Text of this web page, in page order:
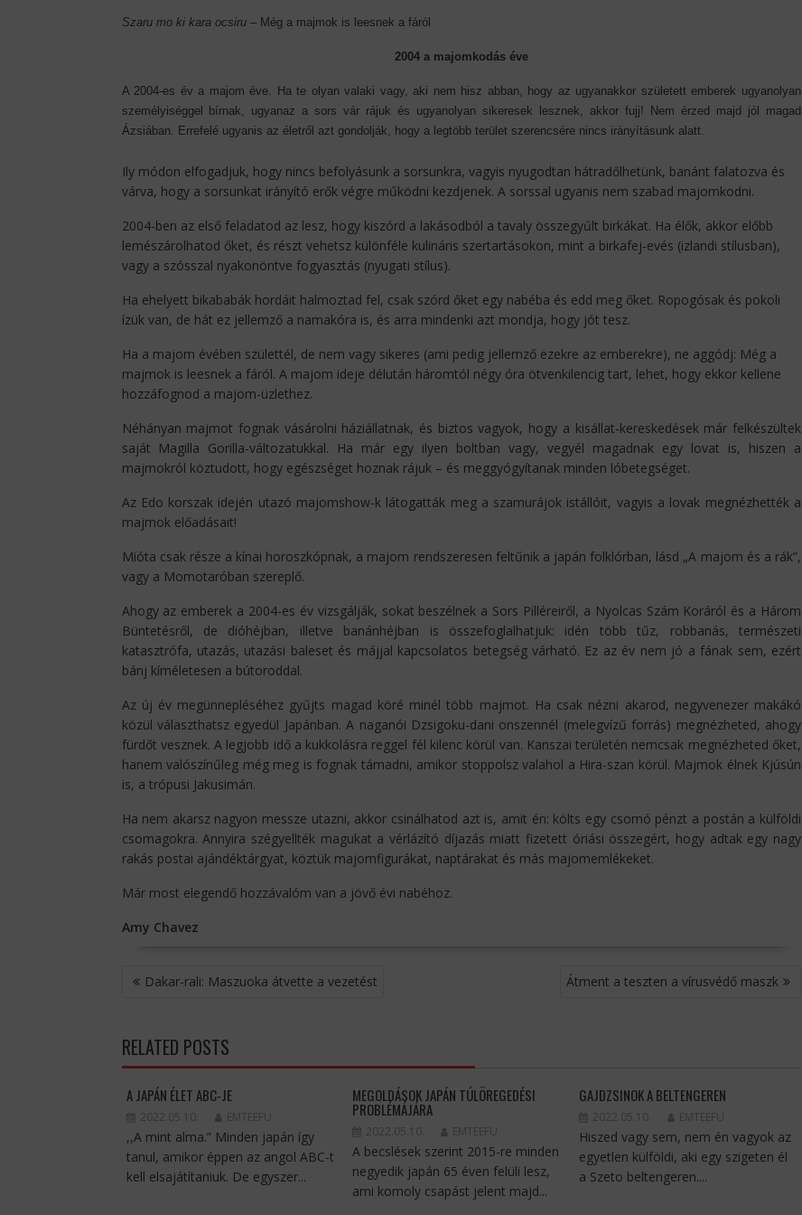
Szaru mo ki kara ocsiru– Még a majmok is leesnek a fáról
2004 a majomkodás éve
A 2004-es év a majom éve. Ha te olyan valaki vagy, aki nem hisz abban, hogy az ugyanakkor született emberek ugyanolyan
személyiséggel bírnak, ugyanaz a sors vár rájuk és ugyanolyan sikeresek lesznek, akkor fujj! Nem érzed majd jól magad
Ázsiában. Errefelé ugyanis az életről azt gondolják, hogy a legtöbb terület szerencsére nincs irányításunk alatt.
Ily módon elfogadjuk, hogy nincs befolyásunk a sorsunkra, vagyis nyugodtan hátradőlhetünk, banánt falatozva és
várva, hogy a sorsunkat irányító erők végre működni kezdjenek. A sorssal ugyanis nem szabad majomkodni.
2004-ben az első feladatod az lesz, hogy kiszórd a lakásodból a tavaly összegyűlt birkákat. Ha élők, akkor előbb
lemészárolhatod őket, és részt vehetsz különféle kulináris szertartásokon, mint a birkafej-evés (izlandi stílusban),
vagy a szósszal nyakonöntve fogyasztás (nyugati stílus).
Ha ehelyett bikababák hordáit halmoztad fel, csak szórd őket egy nabéba és edd meg őket. Ropogósak és pokoli
ízük van, de hát ez jellemző a namakóra is, és arra mindenki azt mondja, hogy jót tesz.
Ha a majom évében születtél, de nem vagy sikeres (ami pedig jellemző ezekre az emberekre), ne aggódj: Még a
majmok is leesnek a fáról. A majom ideje délután háromtól négy óra ötvenkilencig tart, lehet, hogy ekkor kellene
hozzáfognod a majom-üzlethez.
Néhányan majmot fognak vásárolni háziállatnak, és biztos vagyok, hogy a kisállat-kereskedések már felkészültek
saját Magilla Gorilla-változatukkal. Ha már egy ilyen boltban vagy, vegyél magadnak egy lovat is, hiszen a
majmokról köztudott, hogy egészséget hoznak rájuk – és meggyógyítanak minden lóbetegséget.
Az Edo korszak idején utazó majomshow-k látogatták meg a szamurájok istállóit, vagyis a lovak megnézhették a
majmok előadásait!
Mióta csak része a kínai horoszkópnak, a majom rendszeresen feltűnik a japán folklórban, lásd „A majom és a rák”,
vagy a Momotaróban szereplő.
Ahogy az emberek a 2004-es év vizsgálják, sokat beszélnek a Sors Pilléreiről, a Nyolcas Szám Koráról és a Három
Büntetésről, de dióhéjban, illetve banánhéjban is összefoglalhatjuk: idén több tűz, robbanás, természeti
katasztrófa, utazás, utazási baleset és májjal kapcsolatos betegség várható. Ez az év nem jó a fának sem, ezért
bánj kíméletesen a bútoroddal.
Az új év megünnepléséhez gyűjts magad köré minél több majmot. Ha csak nézni akarod, negyvenezer makákó
közül választhatsz egyedül Japánban. A naganói Dzsigoku-dani onszennél (melegvízű forrás) megnézheted, ahogy
fürdőt vesznek. A legjobb idő a kukkolásra reggel fél kilenc körül van. Kanszai területén nemcsak megnézheted őket,
hanem valószínűleg még meg is fognak támadni, amikor stoppolsz valahol a Hira-szan körül. Majmok élnek Kjúsún
is, a trópusi Jakusimán.
Ha nem akarsz nagyon messze utazni, akkor csinálhatod azt is, amit én: költs egy csomó pénzt a postán a külföldi
csomagokra. Annyira szégyellték magukat a vérlázító díjazás miatt fizetett óriási összegért, hogy adtak egy nagy
rakás postai ajándéktárgyat, köztük majomfigurákat, naptárakat és más majomemlékeket.
Már most elegendő hozzávalóm van a jövő évi nabéhoz.
Amy Chavez
BEJEGYZÉS
NAVIGÁCIÓ
Dakar-rali: Maszuoka átvette a vezetést Átment a teszten a vírusvédő maszk
RELATED POSTS
A JAPÁN ÉLET ABC-JE
2022.05.10. EMTEEFU
,,A mint alma.” Minden japán így
tanul, amikor éppen az angol ABC-t
kell elsajátítaniuk. De egyszer...
MEGOLDÁSOK JAPÁN TÚLÖREGEDÉSI
PROBLÉMÁJÁRA
2022.05.10. EMTEEFU
A becslések szerint 2015-re minden
negyedik japán 65 éven felüli lesz,
ami komoly csapást jelent majd...
GAJDZSINOK A BELTENGEREN
2022.05.10. EMTEEFU
Hiszed vagy sem, nem én vagyok az
egyetlen külföldi, aki egy szigeten él
a Szeto beltengeren....